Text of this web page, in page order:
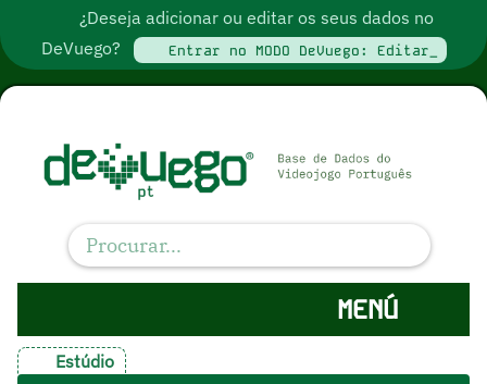
¿Deseja adicionar ou editar os seus dados no
DeVuego?
Entrar no MODO DeVuego: Editar_
MENÚ
Estúdio